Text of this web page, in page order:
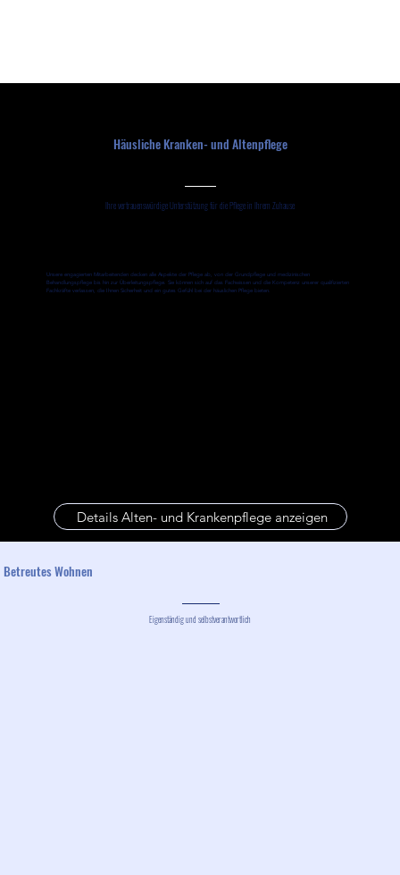
Häusliche Kranken- und Altenpflege
Ihre vertrauenswürdige Unterstützung für die Pflege in Ihrem Zuhause
Unsere engagierten Mitarbeitenden decken alle Aspekte der Pflege ab, von der Grundpflege und medizinischen
Behandlungspflege bis hin zur Überleitungspflege. Sie können sich auf das Fachwissen und die Kompetenz unserer qualifizierten
Fachkräfte verlassen, die Ihnen Sicherheit und ein gutes Gefühl bei der häuslichen Pflege bieten.
Details Alten- und Krankenpflege anzeigen
Betreutes Wohnen
Eigenständig und selbstverantwortlich